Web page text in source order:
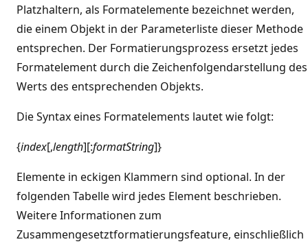
Platzhaltern, als Formatelemente bezeichnet werden,
die einem Objekt in der Parameterliste dieser Methode
entsprechen. Der Formatierungsprozess ersetzt jedes
Formatelement durch die Zeichenfolgendarstellung des
Werts des entsprechenden Objekts.
Die Syntax eines Formatelements lautet wie folgt:
{index[,length][:formatString]}
Elemente in eckigen Klammern sind optional. In der
folgenden Tabelle wird jedes Element beschrieben.
Weitere Informationen zum
Zusammengesetztformatierungsfeature, einschließlich